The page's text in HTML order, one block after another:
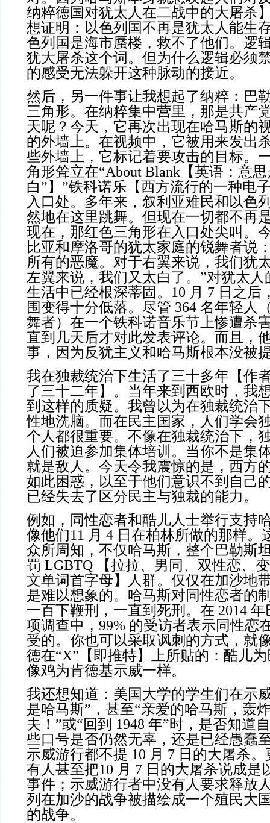
纳粹德国对犹太人在二战中的大屠杀
想证明：以色列国不再是犹太人能生
色列国是海市蜃楼，救不了他们。逻
犹大屠杀这个词。但为什么逻辑必须
的感受无法躲开这种脉动的接近。
然后，另一件事让我想起了纳粹：巴
三角形。在纳粹集中营里，那是共产
天呢？今天，它再次出现在哈马斯的
的外墙上。在视频中，它被用来发出
些外墙上，它标记着要攻击的目标。
角形耸立在“About Blank【英语：意
白”】”铁科诺乐【西方流行的一种电
入口处。多年来，叙利亚难民和以色
然地在这里跳舞。但现在一切都不再
现在，那红色三角形在入口处尖叫。
比亚和摩洛哥的犹太家庭的锐舞者说
所有的恶魔。对于右翼来说，我们犹
左翼来说，我们又太白了。”对犹太
生活中已经根深蒂固。10 月 7 日之后
围变得十分低落。尽管 364 名年轻人
舞者）在一个铁科诺音乐节上惨遭杀
直到几天后才对此发表评论。而且，
事，因为反犹主义和哈马斯根本没被
我在独裁统治下生活了三十多年【作
了三十二年】。当年来到西欧时，我
到这样的质疑。我曾以为在独裁统治
性地洗脑。而在民主国家，人们学会
个人都很重要。不像在独裁统治下，
人们被迫参加集体培训。当你不是集
就是敌人。今天令我震惊的是，西方
如此困惑，以至于他们意识不到自己
已经失去了区分民主与独裁的能力。
例如，同性恋者和酷儿人士举行支持
像他们11 月 4 日在柏林所做的那样。
众所周知，不仅哈马斯，整个巴勒斯
罚 LGBTQ 【拉拉、男同、双性恋、
文单词首字母】人群。仅仅在加沙地
是难以想象的。哈马斯对同性恋者的
一百下鞭刑，一直到死刑。在 2014
项调查中，99% 的受访者表示同性恋
受的。你也可以采取讽刺的方式，就
德在“X”【即推特】上所贴的：酷儿
像鸡为肯德基示威一样。
我还想知道：美国大学的学生们在示
是哈马斯”，甚至“亲爱的哈马斯，轰
夫！”或“回到 1948 年”时，是否知道
些口号是否仍然无辜，还是已经愚蠢
示威游行都不提 10 月 7 日的大屠杀
有人甚至把10 月 7 日的大屠杀说成是
事件；示威游行者中没有人要求释放
列在加沙的战争被描绘成一个殖民大
的战争。